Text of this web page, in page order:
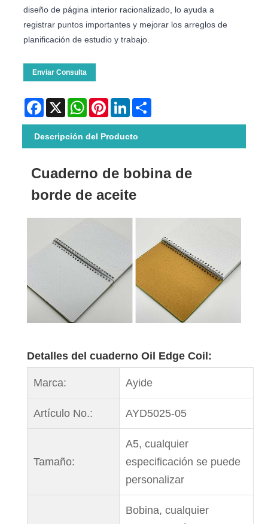
diseño de página interior racionalizado, lo ayuda a
registrar puntos importantes y mejorar los arreglos de
planificación de estudio y trabajo.
Enviar Consulta
Facebook
X WhatsAppPinterestLinkedIn
Descripción del Producto
Cuaderno de bobina de
borde de aceite
Detalles del cuaderno Oil Edge Coil:
Marca: Ayide
Artículo No.: AYD5025-05
Tamaño:
A5, cualquier
especificación se puede
personalizar
Bobina, cualquier